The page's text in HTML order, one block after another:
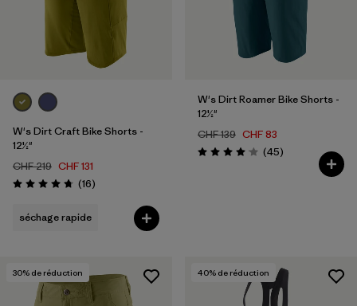
W's Dirt Craft Bike Shorts -
12½"
CHF 219 CHF 131
Évaluation: 4.8 / 5
(16Avis
)
séchage rapide
W's Dirt Roamer Bike Shorts -
12½"
CHF 139 CHF 83
Évaluation: 4.1 / 5
(45Avis
)
30% de réduction 40% de réduction